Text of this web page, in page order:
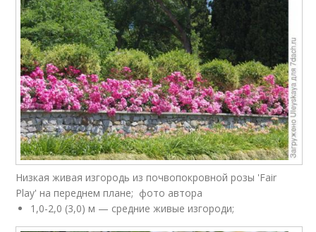
Низкая живая изгородь из почвопокровной розы 'Fair
Play' на переднем плане; фото автора
1,0-2,0 (3,0) м — средние живые изгороди;